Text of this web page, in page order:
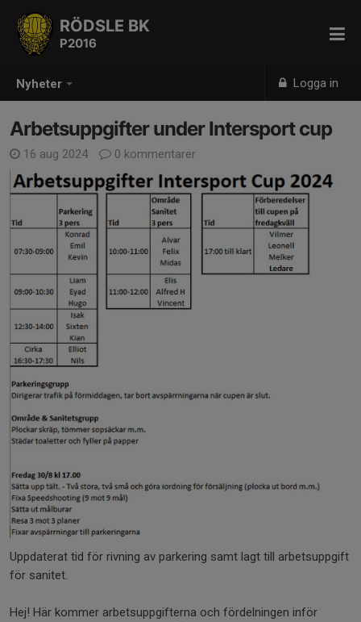
Nyheter Logga in
RÖDSLE BK
P2016
Arbetsuppgifter under Intersport cup
16 aug 2024 0 kommentarer
Uppdaterat tid för rivning av parkering samt lagt till arbetsuppgift
för sanitet.
Hej! Här kommer arbetsuppgifterna och fördelningen inför